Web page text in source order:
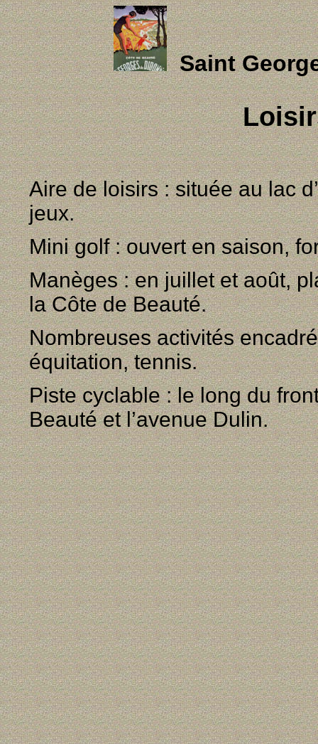
Saint
Aire de loisirs : située au lac
jeux.
Mini golf : ouvert en saison,
Manèges : en juillet et août,
la Côte de Beauté.
Nombreuses activités
équitation, tennis.
Piste cyclable : le long du
Beauté et l’avenue Dulin.